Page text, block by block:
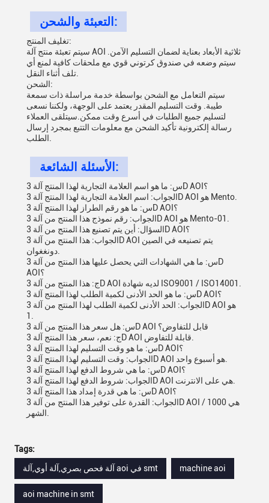
التعبئة والشحن:
تغليف المنتج:
سيتم تعبئة منتج آلة AOI ثلاثية الأبعاد بعناية لضمان التسليم الآمن.
سيتم وضعه في صندوق كرتوني قوي مع ملحقات كافية لمنع أي
الشحن:
سيتم التعامل مع الشحن بواسطة خدمة مراسلة ذات سمعة
طيبة. وقت التسليم المقدر يعتمد على الوجهة، ولكننا نسعى
لتسليم جميع الطلبات في أسرع وقت ممكن.سيتلقى العملاء
رسالة إلكترونية تأكيد الشحن مع معلومات التتبع بمجرد إرسال
الأسئلة الشائعة:
س: ما هو اسم العلامة التجارية لهذا المنتج آلة 3D AOI؟
الجواب: اسم العلامة التجارية لهذا المنتج آلة 3D AOI هو Mento.
س: ما هو رقم الطراز لهذا المنتج آلة 3D AOI؟
الجواب: رقم نموذج هذا المنتج من آلة 3D AOI هو Mento-01.
السؤال: أين يتم تصنيع هذا المنتج من آلة 3D AOI؟
الجواب: هذا المنتج من آلة 3D AOI يتم تصنيعه في الصين
س: ما هي الشهادات التي يحصل عليها هذا المنتج من آلة 3D
AOI؟
ج: هذا المنتج من آلة 3D AOI لديه شهادة ISO9001 / ISO14001.
س: ما هو الحد الأدنى لكمية الطلب لهذا المنتج آلة 3D AOI؟
الجواب: الحد الأدنى لكمية الطلب لهذا المنتج من آلة 3D AOI هو
س: هل سعر هذا المنتج من آلة 3D AOI قابل للتفاوض؟
س: ما هو وقت التسليم لهذا المنتج آلة 3D AOI؟
س: ما هي شروط الدفع لهذا المنتج آلة 3D AOI؟
س: ما هي قدرة إمداد هذا المنتج آلة 3D AOI؟
الجواب: القدرة على توفير هذا المنتج من آلة 3D AOI هي 1000 /
Tags:
آلة فحص بصري,آلة أوي,آلة aoi في smt
machine aoi
aoi machine in smt